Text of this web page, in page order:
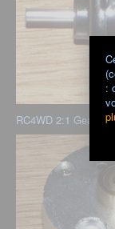
RC4WD 2:1 Gear
: